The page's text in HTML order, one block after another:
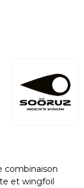
combinaison
et wingfoil